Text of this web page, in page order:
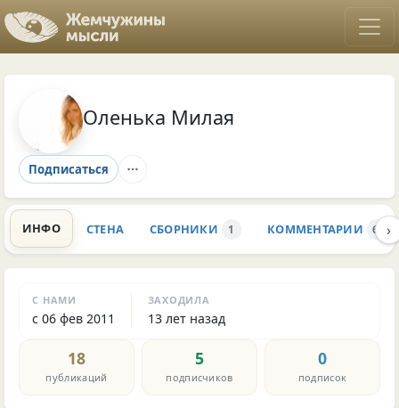
Оленька Милая
Подписаться
ИНФО СТЕНА СБОРНИКИ 1 КОММЕНТАРИИ 68 ›
С НАМИ
с 06 фев 2011
ЗАХОДИЛА
13 лет назад
18
публикаций
5
подписчиков
0
подписок